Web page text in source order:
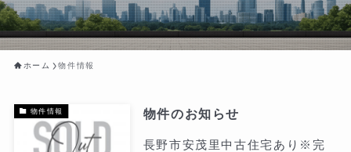
ホーム 物件情報
物件情報 物件のお知らせ
長野市安茂里中古住宅あり※完